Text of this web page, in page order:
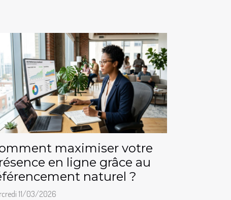
maximiser votre
en ligne grâce au
naturel ?
11/03/2026